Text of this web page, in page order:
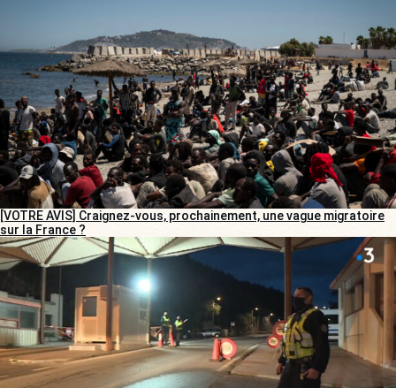
[VOTRE AVIS] Craignez-vous, prochainement, une vague migratoire
sur la France ?